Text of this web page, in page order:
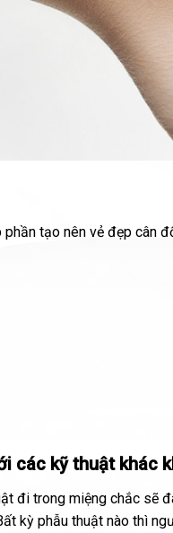
tạo nên vẻ đẹp cân
các kỹ thuật khác
đi trong miệng chắc sẽ
kỳ phẫu thuật nào thì